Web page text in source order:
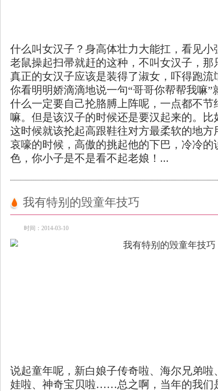
什么叫女汉子？身高体壮力大能扛，看见
老鼠操起扫帚就赶的这种，不叫女汉子，那
真正的女汉子应该是装得了淑女，吓得跑
你看明明娇滴滴地说一句“哥哥你帮帮我嘛”
什么一定要自己抡胳膊上阵呢，一点都不
嘛。但是该汉子的时候还是要汉起来的。
这时候就该抡起高跟鞋往对方最柔软的地
哀嚎的时候，高傲的挑起他的下巴，冷冷
色，你小子是不是看不起老娘！...
我有特别的毁童年技巧
时间：2014-03-10
说起童年呢，新白娘子传奇啦、海尔兄弟
娃啦、神奇宝贝啦……总之啊，当年的我们